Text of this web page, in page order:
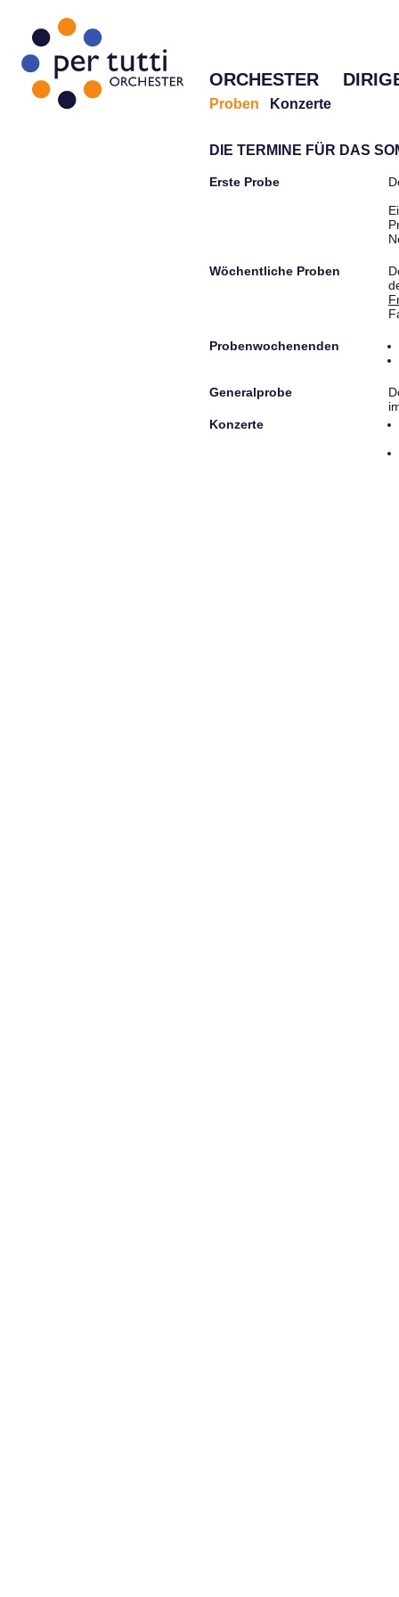
ORCHESTER
Proben Konzerte
DIE TERMINE FÜR DAS
Erste Probe
Wöchentliche Proben
Probenwochenenden
Generalprobe
Konzerte